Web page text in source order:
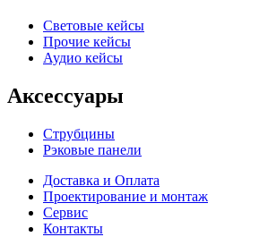
Световые кейсы
Прочие кейсы
Аудио кейсы
Аксессуары
Струбцины
Рэковые панели
Доставка и Оплата
Проектирование и монтаж
Сервис
Контакты